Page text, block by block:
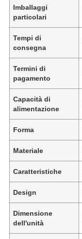
Imballaggi
particolari
Tempi di
consegna
Termini di
pagamento
Capacità di
alimentazione
Forma
Materiale
Caratteristiche
Design
Dimensione
dell'unità